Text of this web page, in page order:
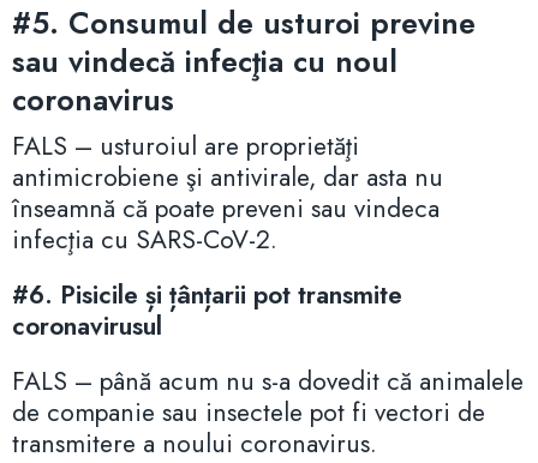
#5. Consumul de usturoi previne
sau vindecă infecţia cu noul
coronavirus
FALS – usturoiul are proprietăţi
antimicrobiene şi antivirale, dar asta nu
înseamnă că poate preveni sau vindeca
infecţia cu SARS-CoV-2.
#6. Pisicile și țânțarii pot transmite
coronavirusul
FALS – până acum nu s-a dovedit că animalele
de companie sau insectele pot fi vectori de
transmitere a noului coronavirus.